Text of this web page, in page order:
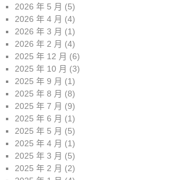
2026 年 5 月 (5)
2026 年 4 月 (4)
2026 年 3 月 (1)
2026 年 2 月 (4)
2025 年 12 月 (6)
2025 年 10 月 (3)
2025 年 9 月 (1)
2025 年 8 月 (8)
2025 年 7 月 (9)
2025 年 6 月 (1)
2025 年 5 月 (5)
2025 年 4 月 (1)
2025 年 3 月 (5)
2025 年 2 月 (2)